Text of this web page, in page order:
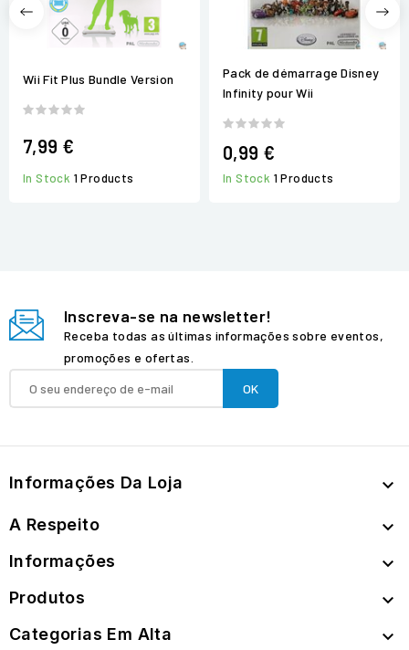
Wii Fit Plus Bundle Version
7,99 €
In Stock 1 Products
Pack de démarrage Disney
Infinity pour Wii
0,99 €
In Stock 1 Products
Inscreva-se na newsletter!
Receba todas as últimas informações sobre eventos,
promoções e ofertas.
Informações Da Loja 
A Respeito 
Informações 
Produtos 
Categorias Em Alta 